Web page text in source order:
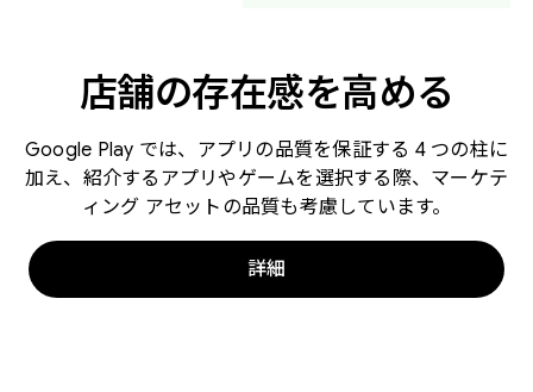
店舗の存在感を高める
Google Play では、アプリの品質を保証する 4 つの柱に
加え、紹介するアプリやゲームを選択する際、マーケテ
ィング アセットの品質も考慮しています。
詳細